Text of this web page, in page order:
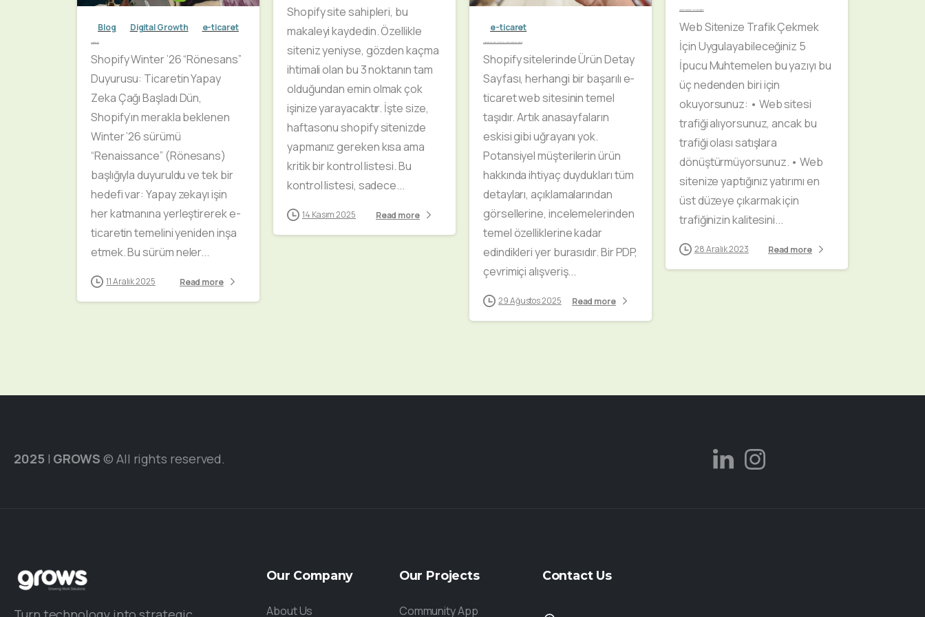
Blog Digital Growth e-ticaret
Shopify Winter ’26 “Rönesans”
Duyurusu: Ticaretin Yapay
Zeka Çağı Başladı Dün,
Shopify’ın merakla beklenen
Winter ’26 sürümü
“Renaissance” (Rönesans)
başlığıyla duyuruldu ve tek bir
hedefi var: Yapay zekayı işin
her katmanına yerleştirerek e-
ticaretin temelini yeniden inşa
etmek. Bu sürüm neler...
11 Aralık 2025 Read more
Shopify site sahipleri, bu
makaleyi kaydedin. Özellikle
siteniz yeniyse, gözden kaçma
ihtimali olan bu 3 noktanın tam
olduğundan emin olmak çok
işinize yarayacaktır. İşte size,
haftasonu shopify sitenizde
yapmanız gereken kısa ama
kritik bir kontrol listesi. Bu
kontrol listesi, sadece...
14 Kasım 2025 Read more
e-ticaret
Shopify sitelerinde Ürün Detay
Sayfası, herhangi bir başarılı e-
ticaret web sitesinin temel
taşıdır. Artık anasayfaların
eskisi gibi uğrayanı yok.
Potansiyel müşterilerin ürün
hakkında ihtiyaç duydukları tüm
detayları, açıklamalarından
görsellerine, incelemelerinden
temel özelliklerine kadar
edindikleri yer burasıdır. Bir PDP,
çevrimiçi alışveriş...
29 Ağustos 2025 Read more
Web Sitenize Trafik Çekmek
İçin Uygulayabileceğiniz 5
İpucu Muhtemelen bu yazıyı bu
üç nedenden biri için
okuyorsunuz: • Web sitesi
trafiği alıyorsunuz, ancak bu
trafiği olası satışlara
dönüştürmüyorsunuz. • Web
sitenize yaptığınız yatırımı en
üst düzeye çıkarmak için
trafiğinizin kalitesini...
28 Aralık 2023 Read more
2025| GROWS © All rights reserved.
Our Company
About Us
Our Projects
Community App
Contact Us